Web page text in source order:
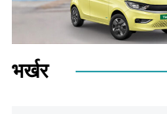
भर्खर